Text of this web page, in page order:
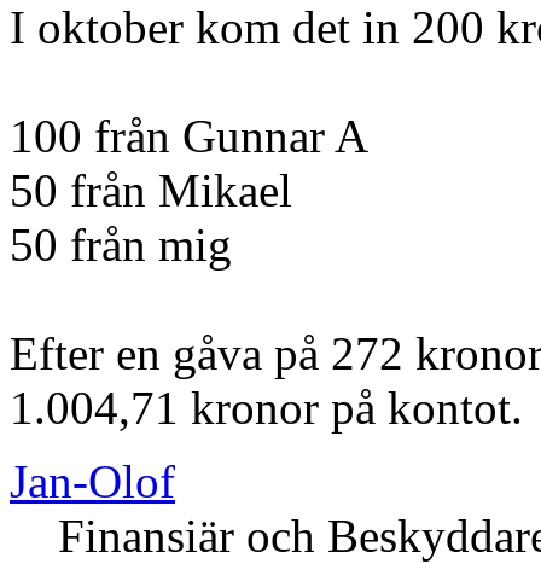
I oktober kom det in 200
100 från Gunnar A
50 från Mikael
50 från mig
Efter en gåva på 272
1.004,71 kronor på kontot.
Jan-Olof
Finansiär och